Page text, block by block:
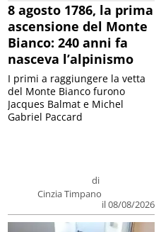
8 agosto 1786, la prima
ascensione del Monte
Bianco: 240 anni fa
nasceva l’alpinismo
di
Cinzia Timpano
il 08/08/2026
I primi a raggiungere la vetta
del Monte Bianco furono
Jacques Balmat e Michel
Gabriel Paccard